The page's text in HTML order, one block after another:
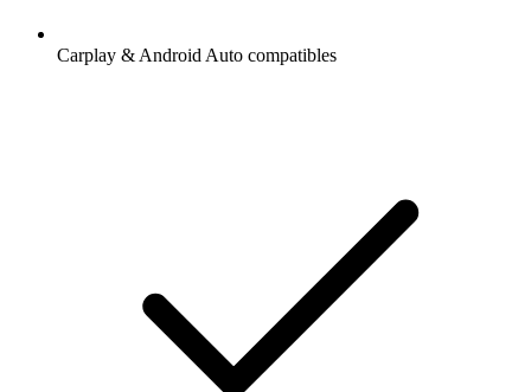
Carplay & Android Auto compatibles